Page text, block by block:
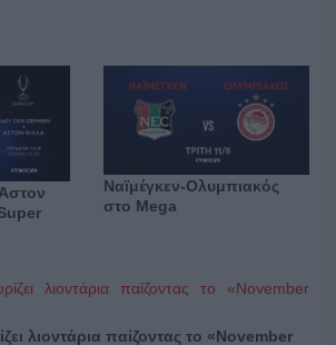
Ναϊμέγκεν-Ολυμπιακός
στο Mega
λιοντάρια παίζοντας το «November